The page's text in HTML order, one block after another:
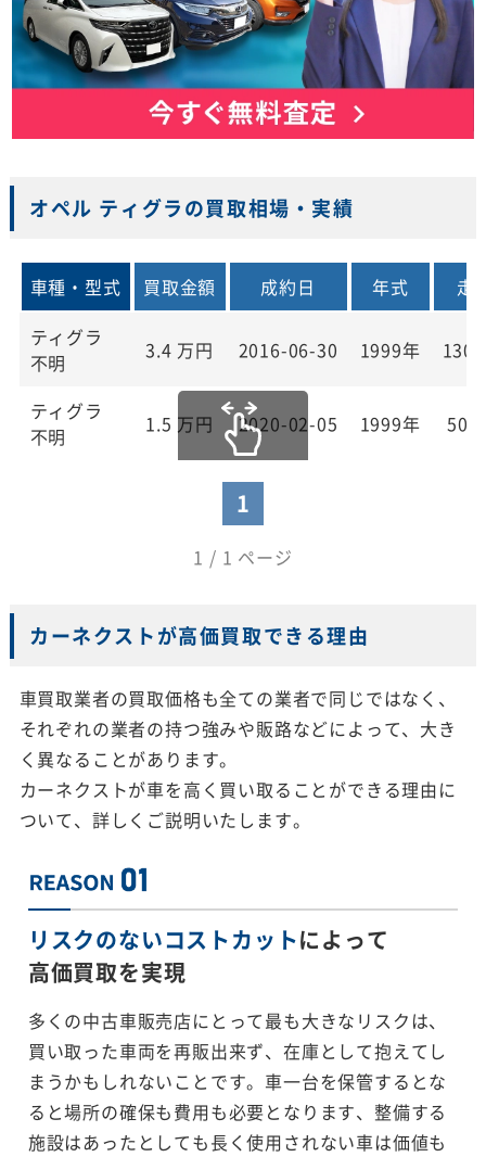
オペル ティグラの買取相場・実績
車種・型式 買取金額 成約日 年式
走
ティグラ
不明
3.4 万円 2016-06-30 1999年
ティグラ
不明
1.5 万円 2020-02-05 1999年
1
1 / 1 ページ
カーネクストが高価買取できる理由
車買取業者の買取価格も全ての業者で同じではなく、
それぞれの業者の持つ強みや販路などによって、大き
く異なることがあります。
カーネクストが車を高く買い取ることができる理由に
ついて、詳しくご説明いたします。
リスクのないコストカットによって
高価買取を実現
多くの中古車販売店にとって最も大きなリスクは、
買い取った車両を再販出来ず、在庫として抱えてし
まうかもしれないことです。車一台を保管するとな
ると場所の確保も費用も必要となります、整備する
施設はあったとしても長く使用されない車は価値も